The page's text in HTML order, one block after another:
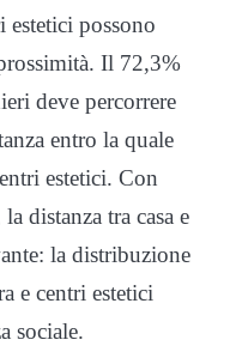
estetici possono
Il 72,3%
deve percorrere
entro la quale
estetici. Con
distanza tra casa e
la distribuzione
e centri estetici
sociale.